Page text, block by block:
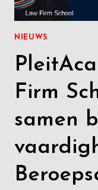
NIEUWS
Firm
samen